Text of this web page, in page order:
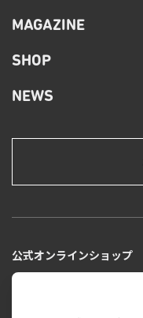
MAGAZINE
SHOP
NEWS
公式オンラインショップ